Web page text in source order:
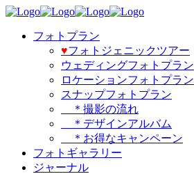
フォトプラン
♥️フォトジェニックツアー
ウェディングフォトプラン
ロケーションフォトプラン
スナップフォトプラン
＊撮影の流れ
＊デザインアルバム
＊お得なキャンペーン
フォトギャラリー
ジャーナル